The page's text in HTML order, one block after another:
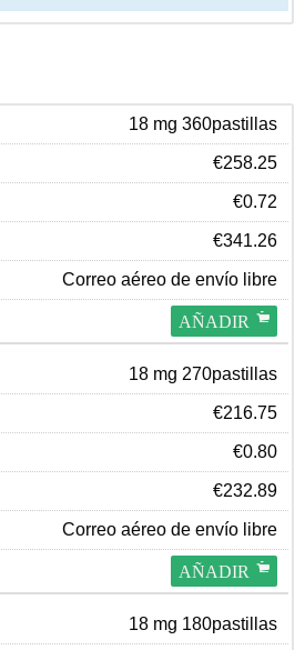
18 mg 360pastillas
€258.25
€0.72
€341.26
Correo aéreo de envío libre
AÑADIR
18 mg 270pastillas
€216.75
€0.80
€232.89
Correo aéreo de envío libre
AÑADIR
18 mg 180pastillas